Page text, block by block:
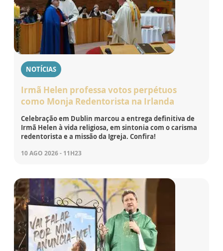
NOTÍCIAS
Irmã Helen professa votos perpétuos
como Monja Redentorista na Irlanda
Celebração em Dublin marcou a entrega definitiva de
Irmã Helen à vida religiosa, em sintonia com o carisma
redentorista e a missão da Igreja. Confira!
10 AGO 2026 - 11H23